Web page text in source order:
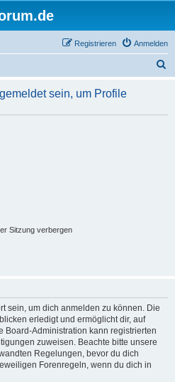
Anmelden
Registrieren
h
sein, um Profile
Sitzung verbergen
sein, um dich anmelden zu können. Die
erledigt und ermöglicht dir, auf
Board-Administration kann registrierten
zuweisen. Beachte bitte unsere
Regelungen, bevor du dich
Forenregeln, wenn du dich in